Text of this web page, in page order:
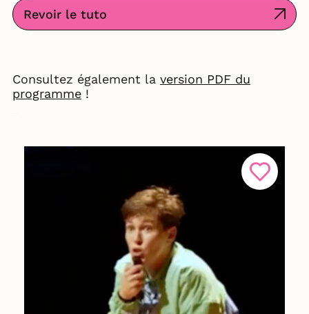
Revoir le tuto
Consultez également la version PDF du
programme !